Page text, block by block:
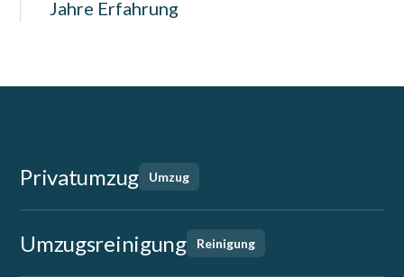
Jahre Erfahrung
Privatumzug Umzug
Umzugsreinigung Reinigung